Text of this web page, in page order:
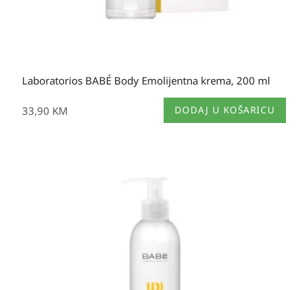
Laboratorios BABÉ Body Emolijentna krema, 200 ml
33,90 KM DODAJ U KOŠARICU